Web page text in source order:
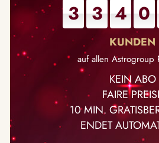
3 3 4 0
auf allen Astrogroup
KEIN ABO
FAIRE
10 MIN.
ENDET